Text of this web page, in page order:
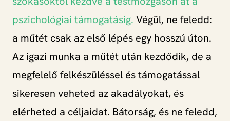
pszichológiai támogatásig. Végül, ne feledd:
a műtét csak az első lépés egy hosszú úton.
Az igazi munka a műtét után kezdődik, de a
megfelelő felkészüléssel és támogatással
sikeresen veheted az akadályokat, és
elérheted a céljaidat. Bátorság, és ne feledd,